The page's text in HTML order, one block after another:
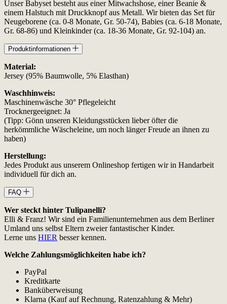
Unser Babyset besteht aus einer Mitwachshose, einer Beanie &
einem Halstuch mit Druckknopf aus Metall. Wir bieten das Set für
Neugeborene (ca. 0-8 Monate, Gr. 50-74), Babies (ca. 6-18 Monate,
Gr. 68-86) und Kleinkinder (ca. 18-36 Monate, Gr. 92-104) an.
Produktinformationen
Material:
Jersey (95% Baumwolle, 5% Elasthan)
Waschhinweis:
Maschinenwäsche 30° Pflegeleicht
Trocknergeeignet: Ja
(Tipp: Gönn unseren Kleidungsstücken lieber öfter die
herkömmliche Wäscheleine, um noch länger Freude an ihnen zu
haben)
Herstellung:
Jedes Produkt aus unserem Onlineshop fertigen wir in Handarbeit
individuell für dich an.
FAQ
Wer steckt hinter Tulipanelli?
Elli & Franz! Wir sind ein Familienunternehmen aus dem Berliner
Umland uns selbst Eltern zweier fantastischer Kinder.
Lerne uns HIER besser kennen.
Welche Zahlungsmöglichkeiten habe ich?
PayPal
Kreditkarte
Banküberweisung
Klarna (Kauf auf Rechnung, Ratenzahlung & Mehr)